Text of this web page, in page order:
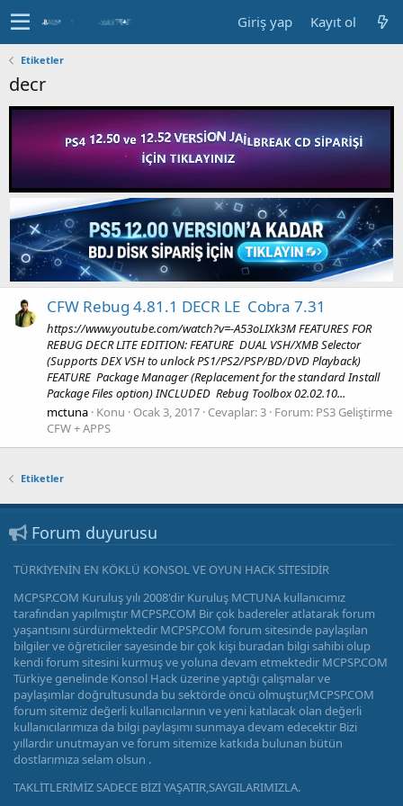
Giriş yap Kayıt ol
Etiketler
decr
CFW Rebug 4.81.1 DECR LE  Cobra 7.31
https://www.youtube.com/watch?v=-A53oLIXk3M FEATURES FOR
REBUG DECR LITE EDITION: FEATURE  DUAL VSH/XMB Selector
(Supports DEX VSH to unlock PS1/PS2/PSP/BD/DVD Playback)
FEATURE  Package Manager (Replacement for the standard Install
Package Files option) INCLUDED  Rebug Toolbox 02.02.10...
mctuna Konu Ocak 3, 2017 Cevaplar: 3 Forum: PS3 Geliştirme
CFW + APPS
Etiketler
Forum duyurusu
TÜRKİYENİN EN KÖKLÜ KONSOL VE OYUN HACK SİTESİDİR
MCPSP.COM Kuruluş yılı 2008'dir Kuruluş MCTUNA kullanıcımız
tarafından yapılmıştır MCPSP.COM Bir çok badereler atlatarak forum
yaşantısını sürdürmektedir MCPSP.COM forum sitesinde paylaşılan
bilgiler ve öğreticiler sayesinde bir çok kişi buradan bilgi sahibi olup
kendi forum sitesini kurmuş ve yoluna devam etmektedir MCPSP.COM
Türkiye genelinde Konsol Hack üzerine yaptığı çalışmalar ve
paylaşımlar doğrultusunda bu sektörde öncü olmuştur,MCPSP.COM
forum sitemiz değerli kullanıcılarının ve yeni katılacak olan değerli
kullanıcılarımıza da bilgi paylaşımı sunmaya devam edecektir Bizi
yıllardır unutmayan ve forum sitemize katkıda bulunan bütün
dostlarımıza selam olsun .
TAKLİTLERİMİZ SADECE BİZİ YAŞATIR,SAYGILARIMIZLA.